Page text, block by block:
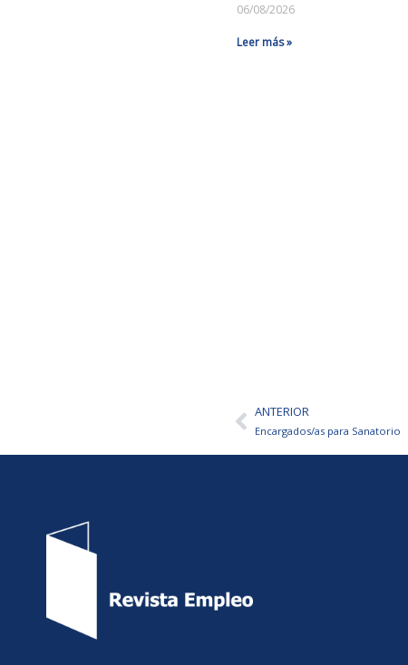
06/08/2026
Leer más »
AntANTERIOR
Encargados/as para Sanatorio